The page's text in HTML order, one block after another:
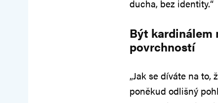
ducha, bez identity.“
Být kardinálem
povrchností
„Jak se díváte na
poněkud odlišný